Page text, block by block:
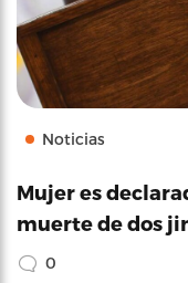
Noticias
Mujer es
muerte de dos
0